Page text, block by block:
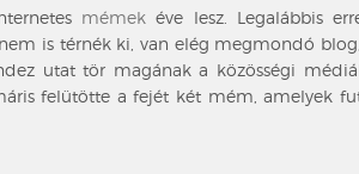
mémekéve lesz. Legalábbis
is térnék ki, van elég megmondó
utat tör magának a közösségi
felütötte a fejét két mém, amelyek